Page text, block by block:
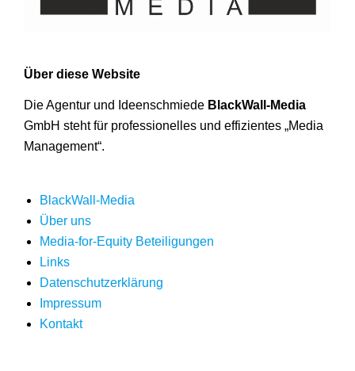
Über diese Website
Die Agentur und Ideenschmiede BlackWall-Media
GmbH steht für professionelles und effizientes „Media
Management“.
BlackWall-Media
Über uns
Media-for-Equity Beteiligungen
Links
Datenschutzerklärung
Impressum
Kontakt